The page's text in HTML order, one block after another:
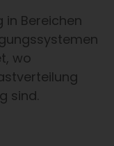
Bereichen
wo
sind.